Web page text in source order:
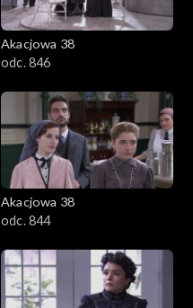
Akacjowa 38
odc. 846
Akacjowa 38
odc. 844